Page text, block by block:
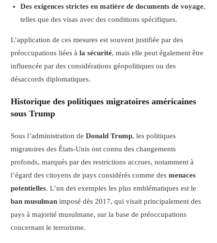
Des exigences strictes en matière de documents de voyage,
telles que des visas avec des conditions spécifiques.
L’application de ces mesures est souvent justifiée par des
préoccupations liées àla sécurité, mais elle peut également être
influencée par des considérations géopolitiques ou des
désaccords diplomatiques.
Historique des politiques migratoires américaines
sous Trump
Sous l’administration deDonald Trump, les politiques
migratoires des États-Unis ont connu des changements
profonds, marqués par des restrictions accrues, notamment à
l’égard des citoyens de pays considérés comme desmenaces
potentielles. L’un des exemples les plus emblématiques est le
ban musulman imposé dès 2017, qui visait principalement des
pays à majorité musulmane, sur la base de préoccupations
concernant le terrorisme.